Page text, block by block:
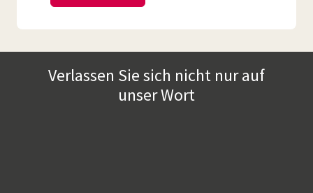
Verlassen Sie sich nicht nur auf
unser Wort